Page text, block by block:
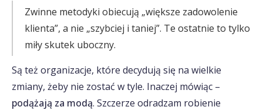
Zwinne metodyki obiecują „większe zadowolenie
klienta”, a nie „szybciej i taniej”. Te ostatnie to tylko
miły skutek uboczny.
Są też organizacje, które decydują się na wielkie
zmiany, żeby nie zostać w tyle. Inaczej mówiąc –
podążają za modą. Szczerze odradzam robienie